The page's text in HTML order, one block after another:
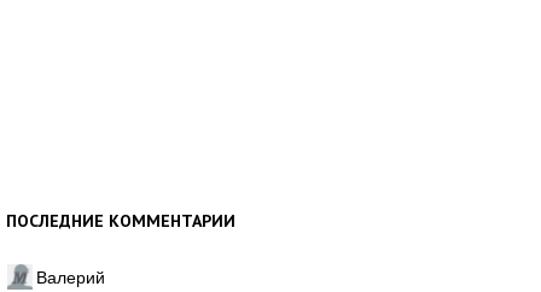
ПОСЛЕДНИЕ КОММЕНТАРИИ
Валерий